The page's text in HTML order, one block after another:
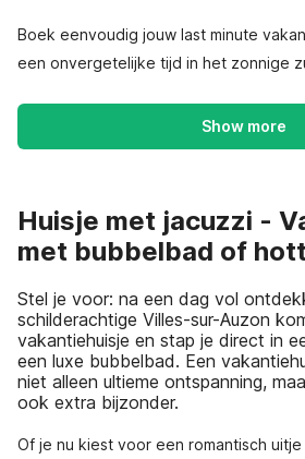
Boek eenvoudig jouw last minute
een onvergetelijke tijd in het zonnige
Show more
Huisje met jacuzzi -
met bubbelbad of
Stel je voor: na een dag vol
schilderachtige Villes-sur-Auzon
vakantiehuisje en stap je direct in
een luxe bubbelbad. Een
niet alleen ultieme ontspanning,
ook extra bijzonder.
Of je nu kiest voor een romantisch